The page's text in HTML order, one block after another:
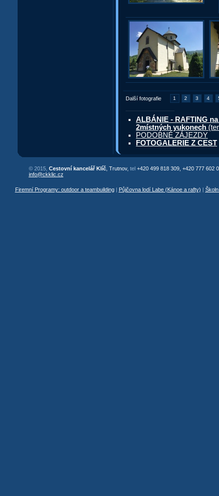
Další fotografie 1 2 3 4
ALBÁNIE - RAFTING
2místných yukonech
PODOBNÉ ZÁJEZDY
FOTOGALERIE Z CEST
© 2015, Cestovní kancelář Klíč, Trutnov, tel +420 499 818 309, +420 777 602
info@ckklic.cz
Firemní Programy: outdoor a teambuilding| Půjčovna lodí Labe (Kánoe a rafty)